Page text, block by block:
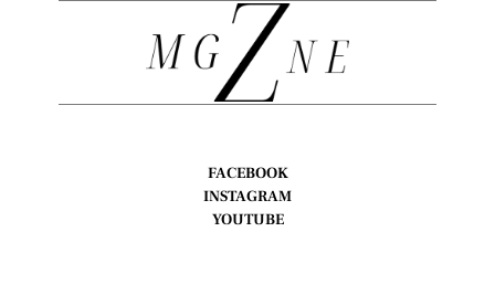
FACEBOOK
INSTAGRAM
YOUTUBE